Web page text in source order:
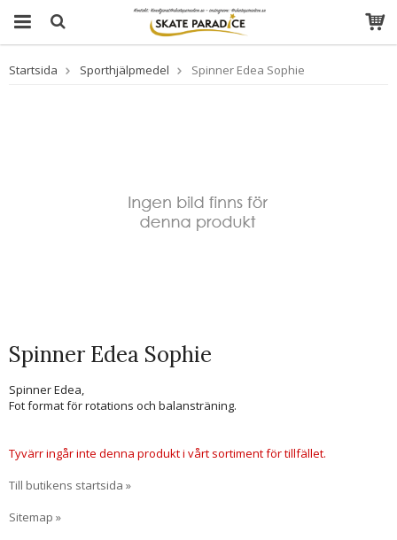
Startsida Sporthjälpmedel Spinner Edea Sophie
Spinner Edea Sophie
Spinner Edea,
Fot format för rotations och balansträning.
Tyvärr ingår inte denna produkt i vårt sortiment för tillfället.
Till butikens startsida »
Sitemap »